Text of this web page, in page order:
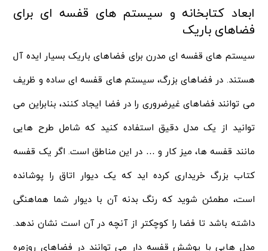
ابعاد کتابخانه و سیستم های قفسه ای برای
فضاهای باریک
سیستم های قفسه ای مدرن برای فضاهای باریک بسیار ایده آل
هستند. در فضاهای بزرگ، سیستم های قفسه ای ساده و ظریف
می توانند فضاهای غیرضروری را در فضا ایجاد کنند، بنابراین می
توانید از یک مدل دقیق استفاده کنید که شامل طرح هایی
مانند قفسه ها، میز کار و … در این مناطق است. اگر یک قفسه
کتاب بزرگ خریداری کرده اید که یک دیوار اتاق را پوشانده
است، مطمئن شوید که رنگ بدنه آن با دیوار شما هماهنگی
داشته باشد تا فضا را کوچکتر از آنچه در آن است نشان ندهد.
مدل هایی با پوشش قفسه دار می توانند در فضاهای روزمره